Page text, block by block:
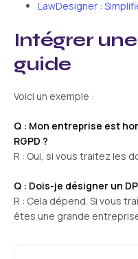
LawDesigner :
Intégrer
guide
Voici un exemple :
Q : Mon entreprise est
RGPD ?
R : Oui, si vous traitez les
Q : Dois-je désigner un
R : Cela dépend. Si vous
êtes une grande